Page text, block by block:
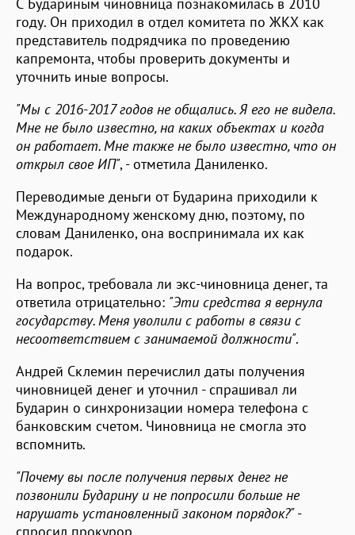
С Будариным чиновница познакомилась в 2010
году. Он приходил в отдел комитета по ЖКХ как
представитель подрядчика по проведению
капремонта, чтобы проверить документы и
уточнить иные вопросы.
"Мы с 2016-2017 годов не общались. Я его не видела.
Мне не было известно, на каких объектах и когда
он работает. Мне также не было известно, что он
открыл свое ИП", - отметила Даниленко.
Переводимые деньги от Бударина приходили к
Международному женскому дню, поэтому, по
словам Даниленко, она воспринимала их как
подарок.
На вопрос, требовала ли экс-чиновница денег, та
ответила отрицательно: "Эти средства я вернула
государству. Меня уволили с работы в связи с
несоответствием с занимаемой должности".
Андрей Склемин перечислил даты получения
чиновницей денег и уточнил - спрашивал ли
Бударин о синхронизации номера телефона с
банковским счетом. Чиновница не смогла это
вспомнить.
"Почему вы после получения первых денег не
позвонили Бударину и не попросили больше не
нарушать установленный законом порядок?"-